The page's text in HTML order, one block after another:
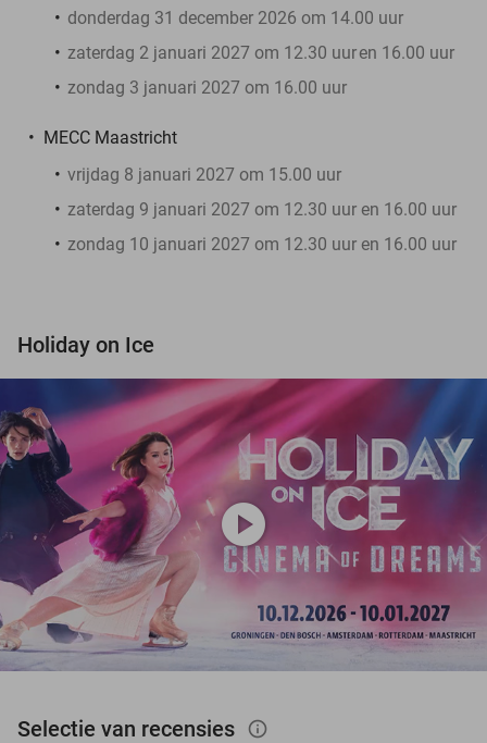
donderdag 31 december 2026 om 14.00 uur
zaterdag 2 januari 2027 om 12.30 uuren 16.00 uur
zondag 3 januari 2027 om 16.00 uur
MECC Maastricht
vrijdag 8 januari 2027 om 15.00 uur
zaterdag 9 januari 2027 om 12.30 uur en 16.00 uur
zondag 10 januari 2027 om 12.30 uur en 16.00 uur
Holiday on Ice
play_circle
Selectie van recensies info_outlined